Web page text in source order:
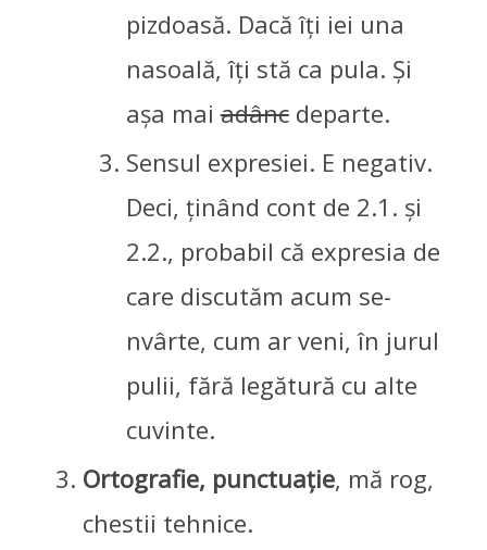
pizdoasă. Dacă îți iei una
nasoală, îți stă ca pula. Și
așa maiadâncdeparte.
Sensul expresiei. E negativ.
Deci, ținând cont de 2.1. și
2.2., probabil că expresia de
care discutăm acum se-
nvârte, cum ar veni, în jurul
pulii, fără legătură cu alte
cuvinte.
Ortografie, punctuație, mă rog,
chestii tehnice.